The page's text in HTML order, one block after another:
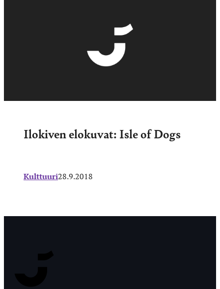
Ilokiven elokuvat: Isle of Dogs
Kulttuuri28.9.2018